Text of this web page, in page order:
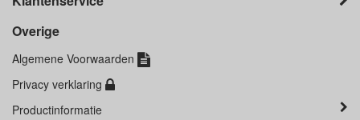
Overige
Algemene Voorwaarden
Privacy verklaring
Productinformatie